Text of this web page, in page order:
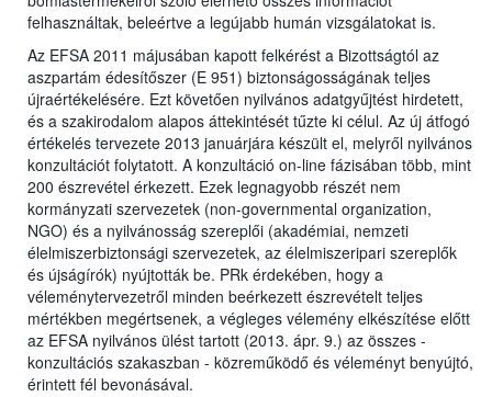
felhasználtak, beleértve a legújabb humán vizsgálatokat is.
Az EFSA 2011 májusában kapott felkérést a Bizottságtól az
aszpartám édesítőszer (E 951) biztonságosságának teljes
újraértékelésére. Ezt követően nyilvános adatgyűjtést hirdetett,
és a szakirodalom alapos áttekintését tűzte ki célul. Az új átfogó
értékelés tervezete 2013 januárjára készült el, melyről nyilvános
konzultációt folytatott. A konzultáció on-line fázisában több, mint
200 észrevétel érkezett. Ezek legnagyobb részét nem
kormányzati szervezetek (non-governmental organization,
NGO) és a nyilvánosság szereplői (akadémiai, nemzeti
élelmiszerbiztonsági szervezetek, az élelmiszeripari szereplők
és újságírók) nyújtották be. PRk érdekében, hogy a
véleménytervezetről minden beérkezett észrevételt teljes
mértékben megértsenek, a végleges vélemény elkészítése előtt
az EFSA nyilvános ülést tartott (2013. ápr. 9.) az összes -
konzultációs szakaszban - közreműködő és véleményt benyújtó,
érintett fél bevonásával.